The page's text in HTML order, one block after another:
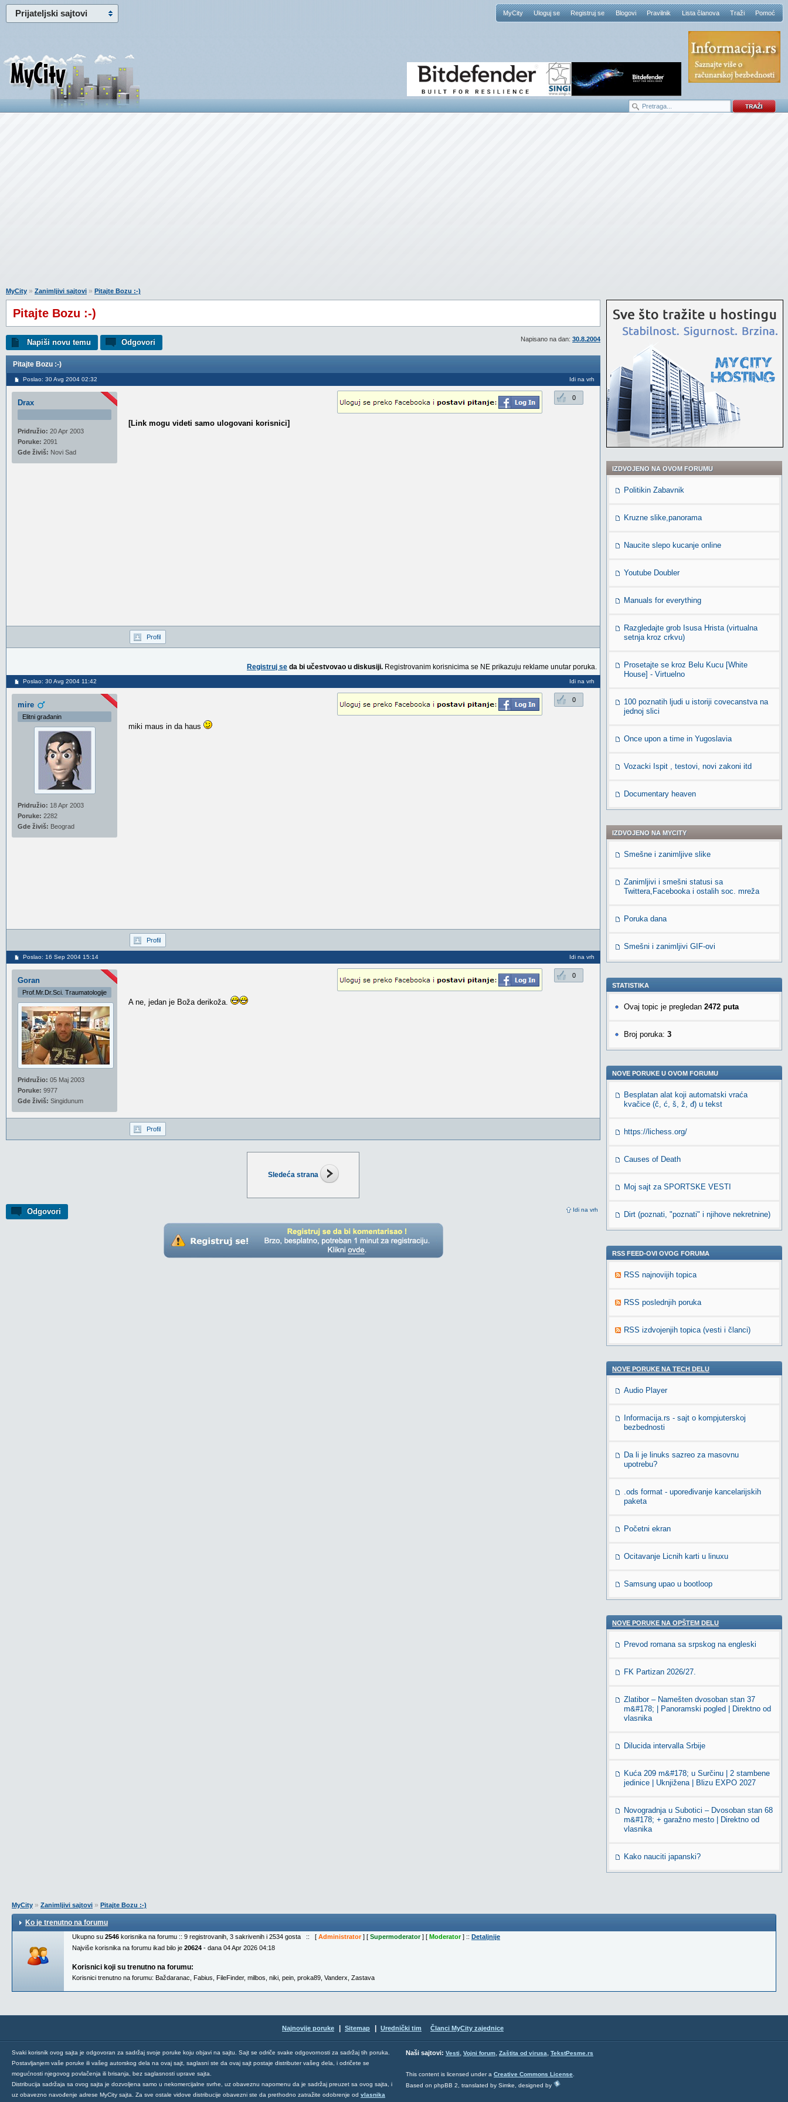
Prijateljski sajtovi MyCity Uloguj se Registruj se Blogovi Pravilnik Lista članova Traži Pomoć
MyCity » Zanimljivi sajtovi » Pitajte Bozu :-)
Pitajte Bozu :-)
Napisano na dan: 30.8.2004
Napiši novu temu Odgovori
Pitajte Bozu :-)
Sledeća strana
Odgovori Idi na vrh
Poslao: 30 Avg 2004 02:32 Idi na vrh
Drax
Pridružio: 20 Apr 2003
Poruke: 2091
Gde živiš: Novi Sad
0
[Link mogu videti samo ulogovani korisnici]
Profil
Registruj se da bi učestvovao u diskusiji. Registrovanim korisnicima se NE prikazuju reklame unutar poruka.
Poslao: 30 Avg 2004 11:42 Idi na vrh
mire
Elitni građanin
Pridružio: 18 Apr 2003
Poruke: 2282
Gde živiš: Beograd
0
miki maus in da haus
Profil
Poslao: 16 Sep 2004 15:14 Idi na vrh
Goran
Prof.Mr.Dr.Sci. Traumatologije
Pridružio: 05 Maj 2003
Poruke: 9977
Gde živiš: Singidunum
0
A ne, jedan je Boža derikoža.
Profil
IZDVOJENO NA OVOM FORUMU
Politikin Zabavnik
Kruzne slike,panorama
Naucite slepo kucanje online
Youtube Doubler
Manuals for everything
Razgledajte grob Isusa Hrista (virtualna
setnja kroz crkvu)
Prosetajte se kroz Belu Kucu [White
House] - Virtuelno
100 poznatih ljudi u istoriji covecanstva na
jednoj slici
Once upon a time in Yugoslavia
Vozacki Ispit , testovi, novi zakoni itd
Documentary heaven
IZDVOJENO NA MYCITY
Smešne i zanimljive slike
Zanimljivi i smešni statusi sa
Twittera,Facebooka i ostalih soc. mreža
Poruka dana
Smešni i zanimljivi GIF-ovi
STATISTIKA
Ovaj topic je pregledan 2472 puta
Broj poruka: 3
NOVE PORUKE U OVOM FORUMU
Besplatan alat koji automatski vraća
kvačice (č, ć, š, ž, đ) u tekst
https://lichess.org/
Causes of Death
Moj sajt za SPORTSKE VESTI
Dirt (poznati, "poznati" i njihove nekretnine)
RSS FEED-OVI OVOG FORUMA
RSS najnovijih topica
RSS poslednjih poruka
RSS izdvojenjih topica (vesti i članci)
NOVE PORUKE NA TECH DELU
Audio Player
Informacija.rs - sajt o kompjuterskoj
bezbednosti
Da li je linuks sazreo za masovnu
upotrebu?
.ods format - upoređivanje kancelarijskih
paketa
Početni ekran
Ocitavanje Licnih karti u linuxu
Samsung upao u bootloop
NOVE PORUKE NA OPŠTEM DELU
Prevod romana sa srpskog na engleski
FK Partizan 2026/27.
Zlatibor – Namešten dvosoban stan 37
m&#178; | Panoramski pogled | Direktno od
vlasnika
Dilucida intervalla Srbije
Kuća 209 m&#178; u Surčinu | 2 stambene
jedinice | Uknjižena | Blizu EXPO 2027
Novogradnja u Subotici – Dvosoban stan 68
m&#178; + garažno mesto | Direktno od
vlasnika
Kako nauciti japanski?
MyCity » Zanimljivi sajtovi » Pitajte Bozu :-)
Ko je trenutno na forumu
Ukupno su 2546 korisnika na forumu :: 9 registrovanih, 3 sakrivenih i 2534 gosta :: [ Administrator] [ Supermoderator] [ Moderator] :: Detaljnije
Najviše korisnika na forumu ikad bilo je 20624 - dana 04 Apr 2026 04:18
Korisnici koji su trenutno na forumu:
Korisnici trenutno na forumu: Baždaranac Fabius FileFinder, milbos niki pein proka89 Vanderx Zastava
Najnovije poruke Sitemap Urednički tim Članci MyCity zajednice
Svaki korisnik ovog sajta je odgovoran za sadržaj svoje poruke koju objavi na sajtu. Sajt se odriče svake odgovornosti za sadržaj tih poruka.
Postavljanjem vaše poruke ili vašeg autorskog dela na ovaj sajt, saglasni ste da ovaj sajt postaje distributer vašeg dela, i odričete se
mogućnosti njegovog povlačenja ili brisanja, bez saglasnosti uprave sajta.
Distribucija sadržaja sa ovog sajta je dozvoljena samo u nekomercijalne svrhe, uz obaveznu napomenu da je sadržaj preuzet sa ovog sajta, i
uz obavezno navođenje adrese MyCity sajta. Za sve ostale vidove distribucije obavezni ste da prethodno zatražite odobrenje od vlasnika
Naši sajtovi: Vesti, Vojni forum, Zaštita od virusa, TekstPesme.rs
This content is licensed under a Creative Commons License
Based on phpBB 2, translated by Simke, designed by